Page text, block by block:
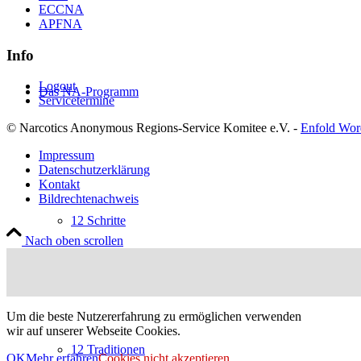
Das NA-Programm
12 Schritte
12 Traditionen
ECCNA
APFNA
Info
Logout
Servicetermine
© Narcotics Anonymous Regions-Service Komitee e.V. - Enfold
Impressum
Datenschutzerklärung
Kontakt
Bildrechtenachweis
Nach oben scrollen
Um die beste Nutzererfahrung zu ermöglichen verwenden
wir auf unserer Webseite Cookies.